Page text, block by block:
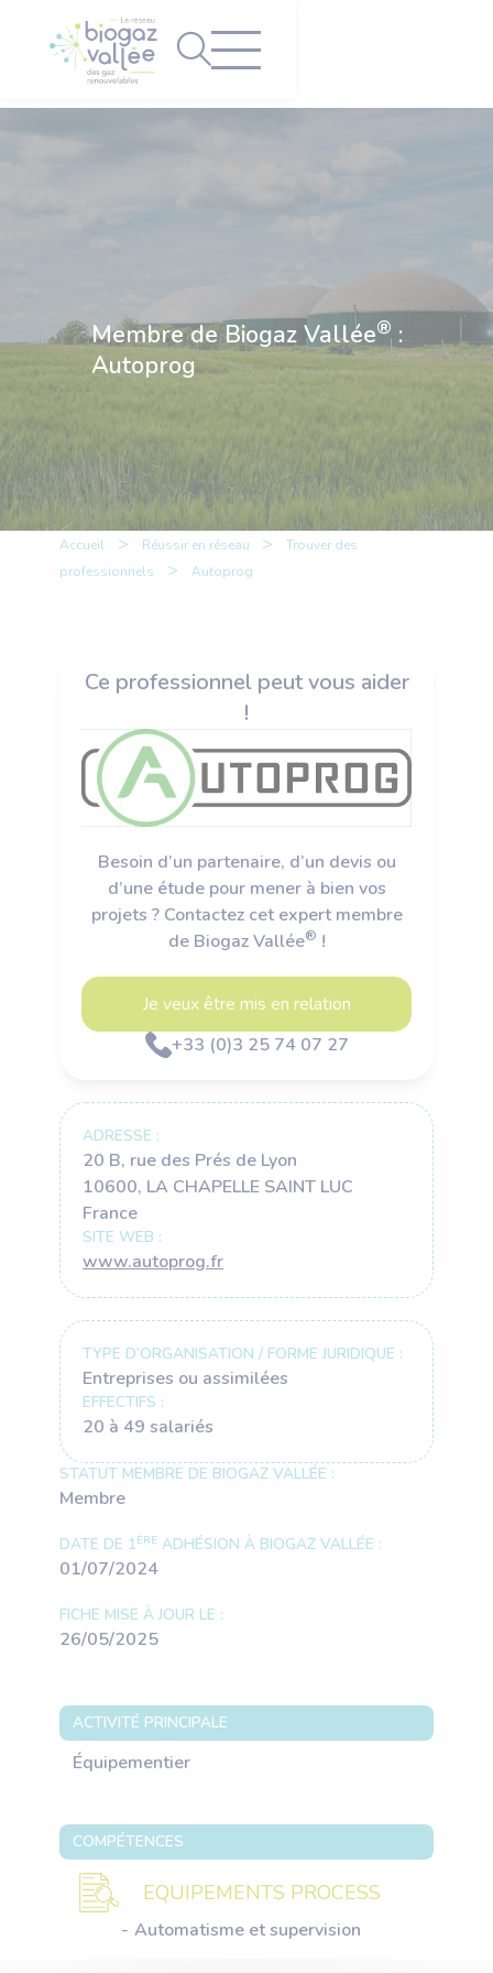
Membre de Biogaz Vallée®:
Autoprog
Accueil > Réussir en réseau >
Trouver des
professionnels
> Autoprog
STATUT MEMBRE DE BIOGAZ VALLÉE :
Membre
DATE DE 1ÈRE ADHÉSION À BIOGAZ VALLÉE :
01/07/2024
FICHE MISE À JOUR LE :
26/05/2025
ACTIVITÉ PRINCIPALE
Équipementier
COMPÉTENCES
EQUIPEMENTS PROCESS
Automatisme et supervision
Ce professionnel peut vous aider
!
Besoin d’un partenaire, d’un devis ou
d’une étude pour mener à bien vos
projets ? Contactez cet expert membre
de Biogaz Vallée® !
Je veux être mis en relation
+33 (0)3 25 74 07 27
ADRESSE :
20 B, rue des Prés de Lyon
10600, LA CHAPELLE SAINT LUC
France
SITE WEB :
www.autoprog.fr
TYPE D’ORGANISATION / FORME JURIDIQUE :
Entreprises ou assimilées
EFFECTIFS :
20 à 49 salariés
Panneau de gestion des cookies